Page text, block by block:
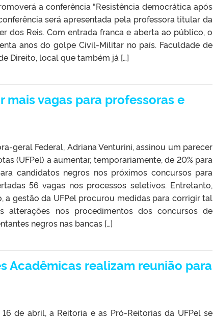
a conferência “Resistência democrática após
será apresentada pela professora titular da
dos Reis. Com entrada franca e aberta ao público, o
anos do golpe Civil-Militar no país. Faculdade de
Direito, local que também já […]
mais vagas para professoras e
geral Federal, Adriana Venturini, assinou um parecer
(UFPel) a aumentar, temporariamente, de 20% para
candidatos negros nos próximos concursos para
56 vagas nos processos seletivos. Entretanto,
a gestão da UFPel procurou medidas para corrigir tal
alterações nos procedimentos dos concursos de
negros nas bancas […]
Acadêmicas realizam reunião para
de abril, a Reitoria e as Pró-Reitorias da UFPel se